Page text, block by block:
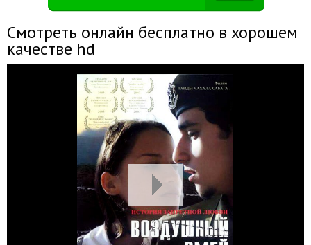
Смотреть онлайн бесплатно в хорошем
качестве hd